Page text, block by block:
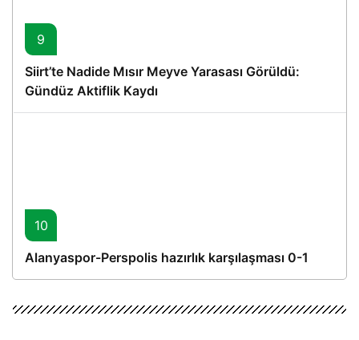
9
Siirt’te Nadide Mısır Meyve Yarasası Görüldü:
Gündüz Aktiflik Kaydı
10
Alanyaspor-Perspolis hazırlık karşılaşması 0-1